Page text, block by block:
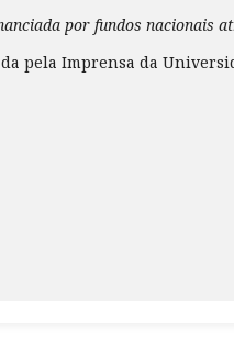
por fundos nacionais
pela Imprensa da